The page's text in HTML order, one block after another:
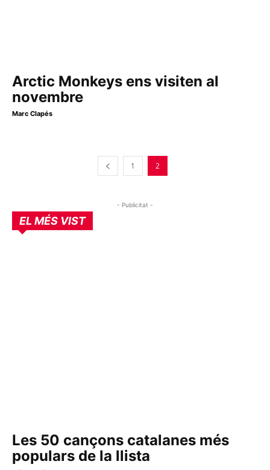
Arctic Monkeys ens visiten al
novembre
Marc Clapés
1 2
- Publicitat -
EL MÉS VIST
Les 50 cançons catalanes més
populars de la llista